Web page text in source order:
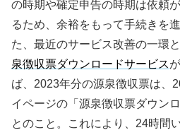
の時期や確定申告の時期は依頼
るため、余裕をもって手続きを
た、最近のサービス改善の一環と
泉徴収票ダウンロードサービス
ば、2023年分の源泉徴収票は、
イページの「源泉徴収票ダウン
とのこと。これにより、24時間